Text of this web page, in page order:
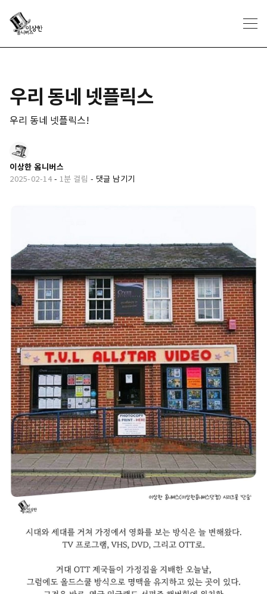
우리 동네 넷플릭스
우리 동네 넷플릭스!
이상한 옴니버스
2025-02-14- 1분 걸림 - 댓글 남기기